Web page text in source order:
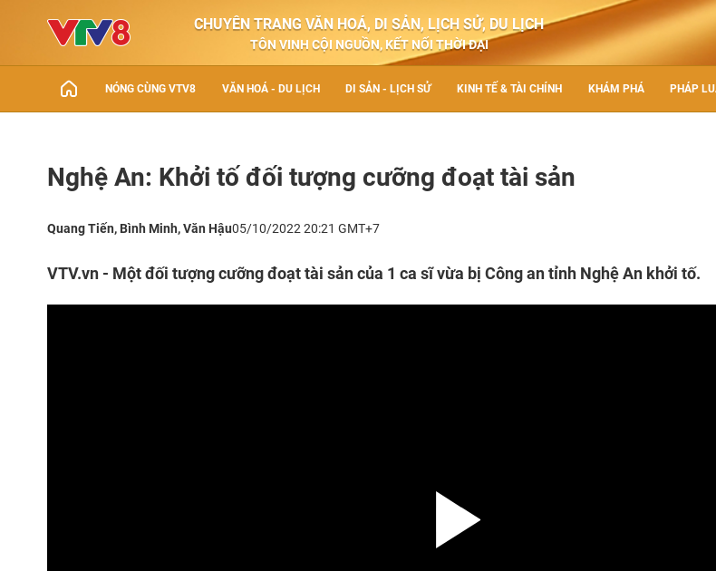
CHUYÊN TRANG VĂN HOÁ, DI SẢN, LỊCH SỬ, DU LỊCH
TÔN VINH CỘI NGUỒN, KẾT NỐI THỜI ĐẠI
NÓNG CÙNG VTV8 VĂN HOÁ - DU LỊCH DI SẢN - LỊCH SỬ KINH TẾ & TÀI CHÍNH KHÁM PHÁ PHÁP
Nghệ An: Khởi tố đối tượng cưỡng đoạt tài sản
Quang Tiến, Bình Minh, Văn Hậu05/10/2022 20:21 GMT+7
VTV.vn - Một đối tượng cưỡng đoạt tài sản của 1 ca sĩ vừa bị Công an tỉnh Nghệ An khởi tố.